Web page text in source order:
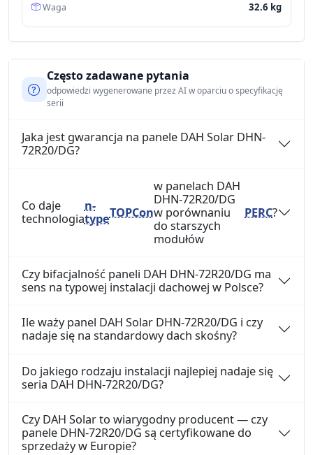
Waga 32.6 kg
Często zadawane pytania
odpowiedzi wygenerowane przez AI w oparciu o specyfikację
serii
Jaka jest gwarancja na panele DAH Solar DHN-
72R20/DG?
Co daje
technologia
n-
typeTOPCon
w panelach DAH
DHN-72R20/DG
w porównaniu
do starszych
modułów
PERC?
Czy bifacjalność paneli DAH DHN-72R20/DG ma
sens na typowej instalacji dachowej w Polsce?
Ile waży panel DAH Solar DHN-72R20/DG i czy
nadaje się na standardowy dach skośny?
Do jakiego rodzaju instalacji najlepiej nadaje się
seria DAH DHN-72R20/DG?
Czy DAH Solar to wiarygodny producent — czy
panele DHN-72R20/DG są certyfikowane do
sprzedaży w Europie?